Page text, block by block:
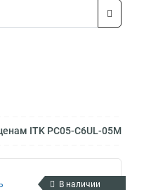
ITK PC05-C6UL-05M
В наличии